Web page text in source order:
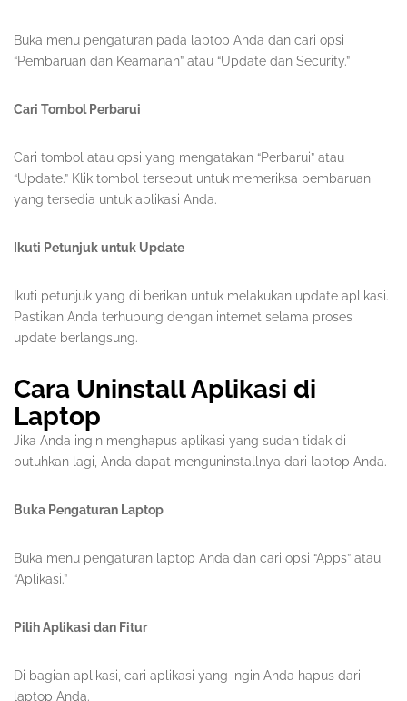
Buka menu pengaturan pada laptop Anda dan cari opsi
“Pembaruan dan Keamanan” atau “Update dan Security.”
Cari Tombol Perbarui
Cari tombol atau opsi yang mengatakan “Perbarui” atau
“Update.” Klik tombol tersebut untuk memeriksa pembaruan
yang tersedia untuk aplikasi Anda.
Ikuti Petunjuk untuk Update
Ikuti petunjuk yang di berikan untuk melakukan update aplikasi.
Pastikan Anda terhubung dengan internet selama proses
update berlangsung.
Cara Uninstall Aplikasi di
Laptop
Jika Anda ingin menghapus aplikasi yang sudah tidak di
butuhkan lagi, Anda dapat menguninstallnya dari laptop Anda.
Buka Pengaturan Laptop
Buka menu pengaturan laptop Anda dan cari opsi “Apps” atau
“Aplikasi.”
Pilih Aplikasi dan Fitur
Di bagian aplikasi, cari aplikasi yang ingin Anda hapus dari
laptop Anda.